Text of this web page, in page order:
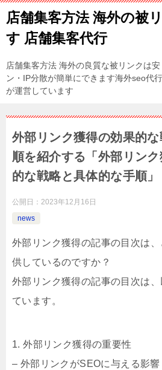
店舗集客方法 海外の被
す 店舗集客代行
店舗集客方法 海外の良質な被リンクは
ン・IP分散が簡単にできます海外seo代
が運営しています
外部リンク獲得の効果的
順を紹介する「外部リン
的な戦略と具体的な手順」
公開日： 2023年12月16日
news
外部リンク獲得の記事の目次は
供しているのですか？
外部リンク獲得の記事の目次は
ています。
1. 外部リンク獲得の重要性
– 外部リンクがSEOに与える影響